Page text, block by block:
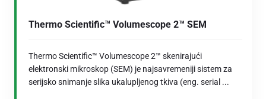
Thermo Scientific™ Volumescope 2™ SEM
Thermo Scientific™ Volumescope 2™ skenirajući
elektronski mikroskop (SEM) je najsavremeniji sistem za
serijsko snimanje slika ukalupljenog tkiva (eng. serial ...